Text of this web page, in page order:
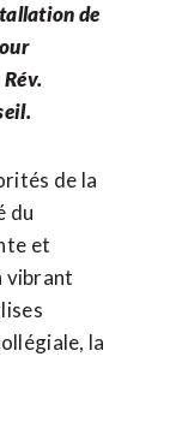
de
de la
du
et
vibrant
la